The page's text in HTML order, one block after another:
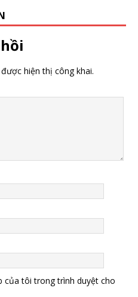
hiện thị công khai.
của tôi trong trình duyệt cho